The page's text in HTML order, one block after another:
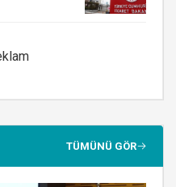
TÜMÜNÜ GÖR